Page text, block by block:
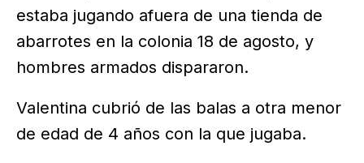
estaba jugando afuera de una tienda de
abarrotes en la colonia 18 de agosto, y
hombres armados dispararon.
Valentina cubrió de las balas a otra menor
de edad de 4 años con la que jugaba.